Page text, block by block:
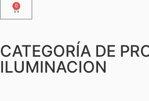
0
CATEGORÍA DE
ILUMINACION